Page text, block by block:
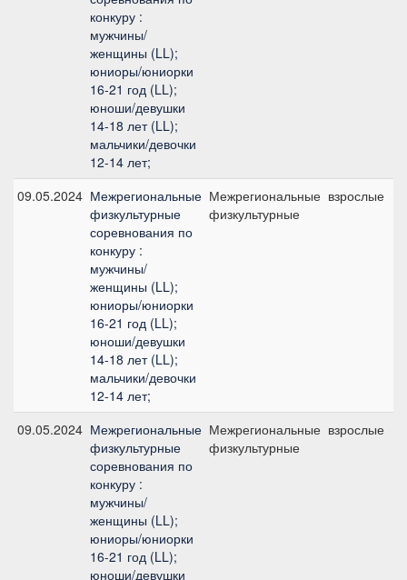
конкуру :
мужчины/
женщины (LL);
юниоры/юниорки
16-21 год (LL);
юноши/девушки
14-18 лет (LL);
мальчики/девочки
12-14 лет;
09.05.2024 Межрегиональные
физкультурные
соревнования по
конкуру :
мужчины/
женщины (LL);
юниоры/юниорки
16-21 год (LL);
юноши/девушки
14-18 лет (LL);
мальчики/девочки
12-14 лет;
Межрегиональные
физкультурные
взрослые
09.05.2024 Межрегиональные
физкультурные
соревнования по
конкуру :
мужчины/
женщины (LL);
юниоры/юниорки
16-21 год (LL);
юноши/девушки
Межрегиональные
физкультурные
взрослые